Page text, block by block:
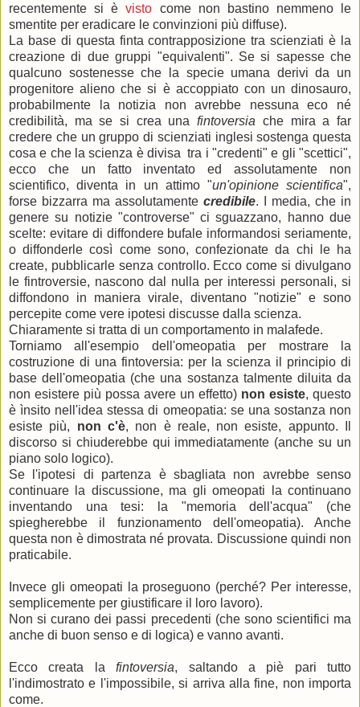
recentemente si èvisto come non bastino nemmeno le
smentite per eradicare le convinzioni più diffuse).
La base di questa finta contrapposizione tra scienziati è la
creazione di due gruppi "equivalenti". Se si sapesse che
qualcuno sostenesse che la specie umana derivi da un
progenitore alieno che si è accoppiato con un dinosauro,
probabilmente la notizia non avrebbe nessuna eco né
credibilità, ma se si crea unafintoversia che mira a far
credere che un gruppo di scienziati inglesi sostenga questa
cosa e che la scienza è divisa tra i "credenti" e gli "scettici",
ecco che un fatto inventato ed assolutamente non
scientifico, diventa in un attimo "un'opinione scientifica",
forse bizzarra ma assolutamente credibile. I media, che in
genere su notizie "controverse" ci sguazzano, hanno due
scelte: evitare di diffondere bufale informandosi seriamente,
o diffonderle così come sono, confezionate da chi le ha
create, pubblicarle senza controllo. Ecco come si divulgano
le fintroversie, nascono dal nulla per interessi personali, si
diffondono in maniera virale, diventano "notizie" e sono
percepite come vere ipotesi discusse dalla scienza.
Chiaramente si tratta di un comportamento in malafede.
Torniamo all'esempio dell'omeopatia per mostrare la
costruzione di una fintoversia: per la scienza il principio di
base dell'omeopatia (che una sostanza talmente diluita da
non esistere più possa avere un effetto) non esiste, questo
è ìnsito nell'idea stessa di omeopatia: se una sostanza non
esiste più, non c'è, non è reale, non esiste, appunto. Il
discorso si chiuderebbe qui immediatamente (anche su un
piano solo logico).
Se l'ipotesi di partenza è sbagliata non avrebbe senso
continuare la discussione, ma gli omeopati la continuano
inventando una tesi: la "memoria dell'acqua" (che
spiegherebbe il funzionamento dell'omeopatia). Anche
questa non è dimostrata né provata. Discussione quindi non
praticabile.
Invece gli omeopati la proseguono (perché? Per interesse,
semplicemente per giustificare il loro lavoro).
Non si curano dei passi precedenti (che sono scientifici ma
anche di buon senso e di logica) e vanno avanti.
Ecco creata lafintoversia, saltando a piè pari tutto
l'indimostrato e l'impossibile, si arriva alla fine, non importa
come.